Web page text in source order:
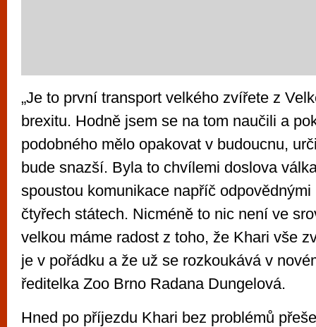
„Je to první transport velkého zvířete z
brexitu. Hodně jsem se na tom naučili a
podobného mělo opakovat v budoucnu,
bude snazší. Byla to chvílemi doslova
spoustou komunikace napříč
čtyřech státech. Nicméně to nic není ve
velkou máme radost z toho, že Khari vše
je v pořádku a že už se rozkoukává v
ředitelka Zoo Brno Radana Dungelová.
Hned po příjezdu Khari bez problémů